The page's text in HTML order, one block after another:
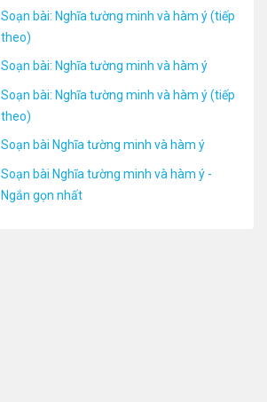
Soạn bài: Nghĩa tường minh và hàm ý (tiếp
theo)
Soạn bài: Nghĩa tường minh và hàm ý
Soạn bài: Nghĩa tường minh và hàm ý (tiếp
theo)
Soạn bài Nghĩa tường minh và hàm ý
Soạn bài Nghĩa tường minh và hàm ý -
Ngắn gọn nhất